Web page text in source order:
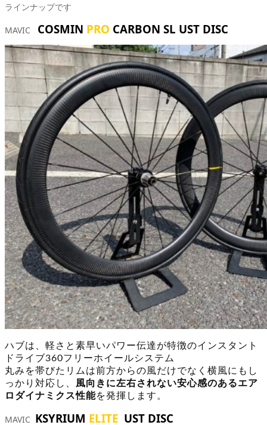
ラインナップです
MAVIC COSMIN PRO CARBON SL UST DISC
ハブは、軽さと素早いパワー伝達が特徴のインスタント
ドライブ360フリーホイールシステム
丸みを帯びたリムは前方からの風だけでなく横風にもし
っかり対応し、 風向きに左右されない安心感のあるエア
ロダイナミクス性能を発揮します。
MAVIC KSYRIUM ELITE UST DISC